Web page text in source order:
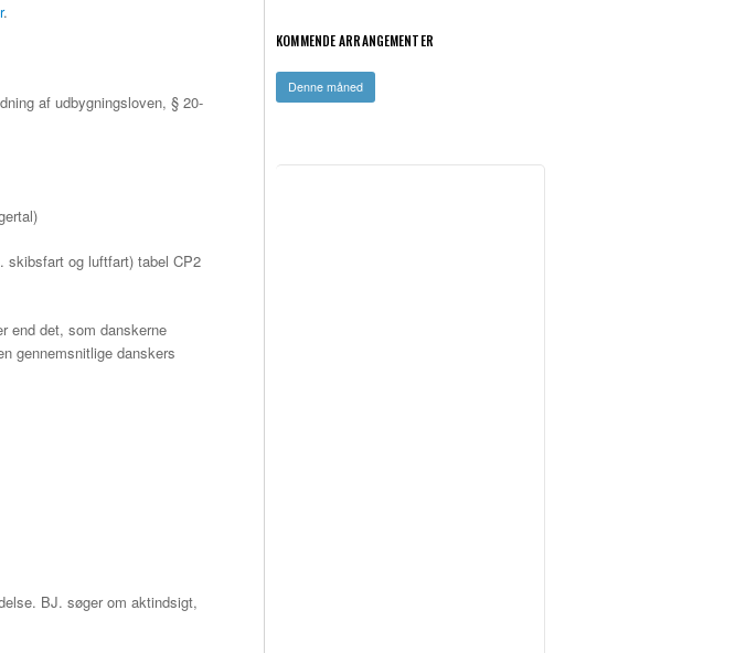
.
af udbygningsloven, § 20-
skibsfart og luftfart) tabel CP2
end det, som danskerne
gennemsnitlige danskers
BJ. søger om aktindsigt,
KOMMENDE ARRANGEMENTER
Denne måned